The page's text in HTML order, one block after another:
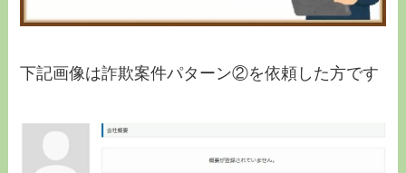
下記画像は詐欺案件パターン②を依頼した方です